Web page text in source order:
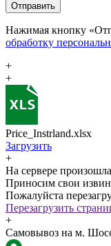
Отправить
Нажимая кнопку
обработку
+
+
Price_Instrland.xlsx
Загрузить
+
На сервере
Приносим свои
Пожалуйста
Перезагрузить
+
Самовывоз на м.